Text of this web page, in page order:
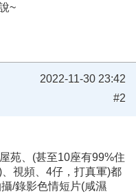
~
2022-11-30 23:42
#2
苑、(甚至10座有99%住
視頻、4仔，打真軍)都
/錄影色情短片(咸濕